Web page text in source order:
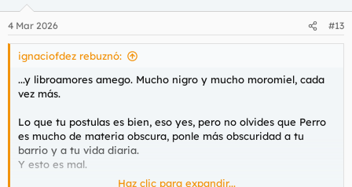
e
s
4 Mar 2026 #13
ignaciofdez rebuznó:
...y libroamores amego. Mucho nigro y mucho moromiel, cada
vez más.
Lo que tu postulas es bien, eso yes, pero no olvides que Perro
es mucho de materia obscura, ponle más obscuridad a tu
barrio y a tu vida diaria.
Y esto es mal.
Haz clic para expandir...